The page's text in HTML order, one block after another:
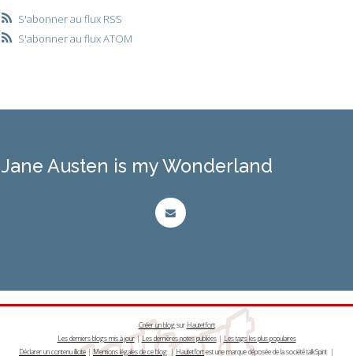
S'abonner au flux RSS
S'abonner au flux ATOM
Jane Austen is my Wonderland
Créer un blogsur Hautetfort
Les derniers blogs mis à jour|Les dernières notes publiées| Les tags les plus populaires
Déclarer un contenu illicite| Mentions légales de ce blog |Hautetfortest une marque déposée de la société talkSpirit |